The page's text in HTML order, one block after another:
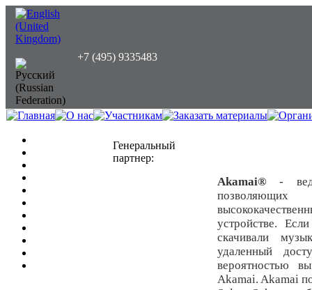
+7 (495) 9335483
Генеральный
партнер:
Akamai® -
устройстве.
скачивали
удаленный
вероятностью
Akamai. Akamai